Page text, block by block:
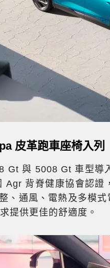
皮革跑車座椅入列
Gt 與 5008 Gt 車型導
Agr 背脊健康協會認證
、通風、電熱及多模
提供更佳的舒適度。